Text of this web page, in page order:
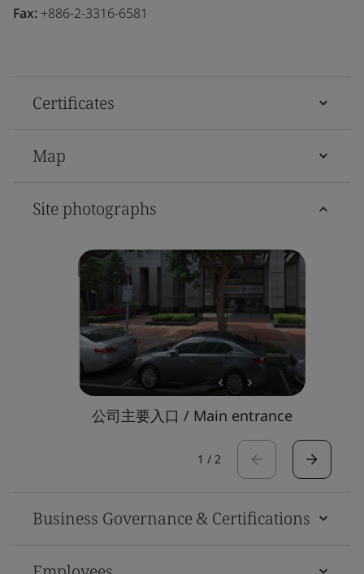
Fax: +886-2-3316-6581
Certificates
Map
Site photographs
公司主要入口 / Main entrance
1 / 2
Business Governance & Certifications